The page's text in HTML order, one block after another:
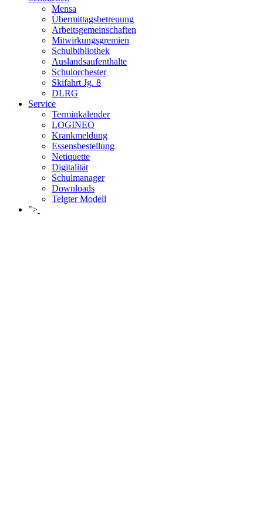
Mensa
Übermittagsbetreuung
Arbeitsgemeinschaften
Mitwirkungsgremien
Schulbibliothek
Auslandsaufenthalte
Schulorchester
Skifahrt Jg. 8
DLRG
Service
Terminkalender
LOGINEO
Krankmeldung
Essensbestellung
Netiquette
Digitalität
Schulmanager
Downloads
Telgter Modell
">